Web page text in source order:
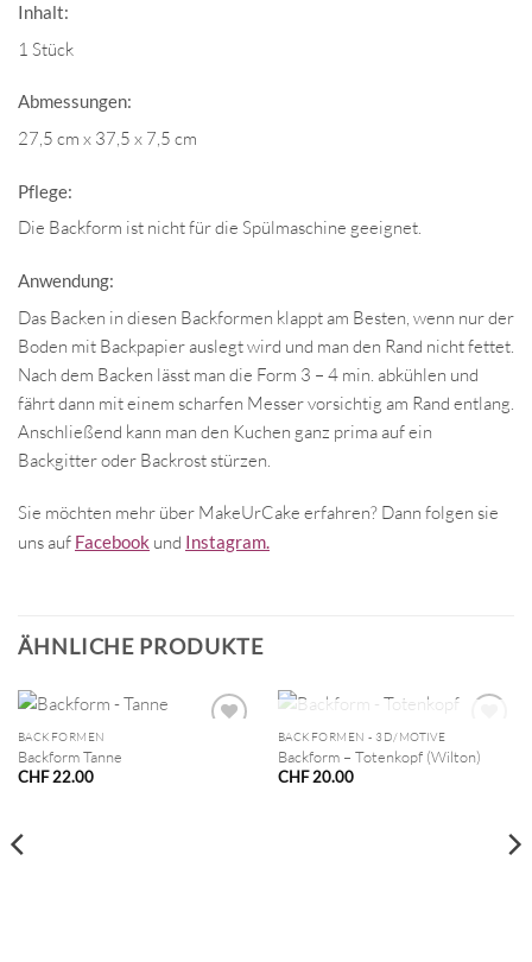
Inhalt:
1 Stück
Abmessungen:
27,5 cm x 37,5 x 7,5 cm
Pflege:
Die Backform ist nicht für die Spülmaschine geeignet.
Anwendung:
Das Backen in diesen Backformen klappt am Besten, wenn nur der
Boden mit Backpapier auslegt wird und man den Rand nicht fettet.
Nach dem Backen lässt man die Form 3 – 4 min. abkühlen und
fährt dann mit einem scharfen Messer vorsichtig am Rand entlang.
Anschließend kann man den Kuchen ganz prima auf ein
Backgitter oder Backrost stürzen.
Sie möchten mehr über MakeUrCake erfahren? Dann folgen sie
uns auf Facebook und Instagram.
ÄHNLICHE PRODUKTE
BACKFORMEN
Backform Tanne
CHF22.00
NICHT VORRÄTIG
BACKFORMEN - 3D/MOTIVE
Backform – Totenkopf (Wilton)
CHF20.00